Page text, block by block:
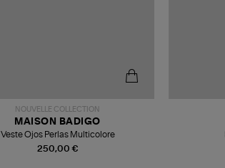
NOUVELLE COLLECTION
250,00 €
MAISON BADIGO
Veste Ojos Perlas Multicolore